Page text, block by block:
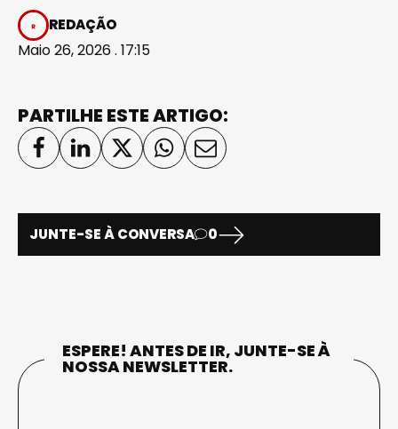
REDAÇÃO
Maio 26, 2026 . 17:15
PARTILHE ESTE ARTIGO:
JUNTE-SE À CONVERSA 0
ESPERE! ANTES DE IR, JUNTE-SE À
NOSSA NEWSLETTER.